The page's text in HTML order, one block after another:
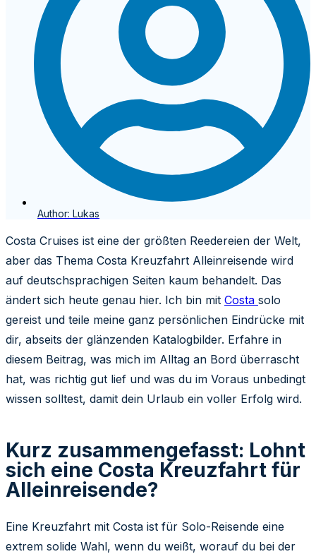
Author: Lukas
Costa Cruises ist eine der größten Reedereien der Welt,
aber das Thema Costa Kreuzfahrt Alleinreisende wird
auf deutschsprachigen Seiten kaum behandelt. Das
ändert sich heute genau hier. Ich bin mit Costa solo
gereist und teile meine ganz persönlichen Eindrücke mit
dir, abseits der glänzenden Katalogbilder. Erfahre in
diesem Beitrag, was mich im Alltag an Bord überrascht
hat, was richtig gut lief und was du im Voraus unbedingt
wissen solltest, damit dein Urlaub ein voller Erfolg wird.
Kurz zusammengefasst: Lohnt
sich eine Costa Kreuzfahrt für
Alleinreisende?
Eine Kreuzfahrt mit Costa ist für Solo-Reisende eine
extrem solide Wahl, wenn du weißt, worauf du bei der